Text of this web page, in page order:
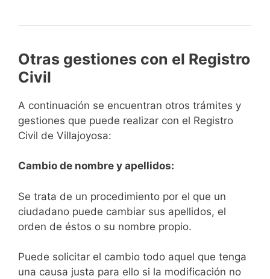
Otras gestiones con el Registro
Civil
A continuación se encuentran otros trámites y
gestiones que puede realizar con el Registro
Civil de Villajoyosa:
Cambio de nombre y apellidos:
Se trata de un procedimiento por el que un
ciudadano puede cambiar sus apellidos, el
orden de éstos o su nombre propio.
Puede solicitar el cambio todo aquel que tenga
una causa justa para ello si la modificación no